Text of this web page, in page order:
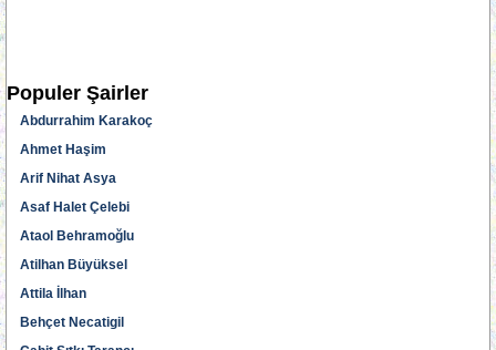
Populer Şairler
Abdurrahim Karakoç
Ahmet Haşim
Arif Nihat Asya
Asaf Halet Çelebi
Ataol Behramoğlu
Atilhan Büyüksel
Attila İlhan
Behçet Necatigil